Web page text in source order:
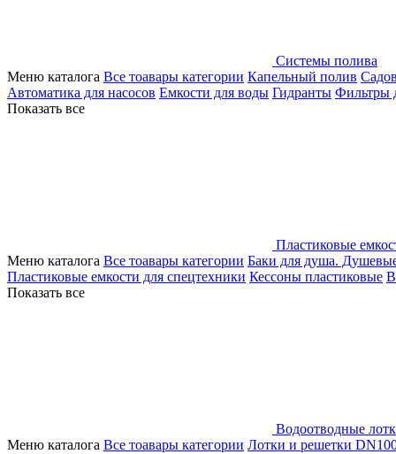
Системы полива
Меню каталога Все тоавары категории Капельный полив
Автоматика для насосов Емкости для воды Гидранты Фильтры
Показать все
Пластиковые
Меню каталога Все тоавары категории Баки для душа.
Пластиковые емкости для спецтехники Кессоны пластиковые
Показать все
Водоотводные
Меню каталога Все тоавары категории Лотки и решетки